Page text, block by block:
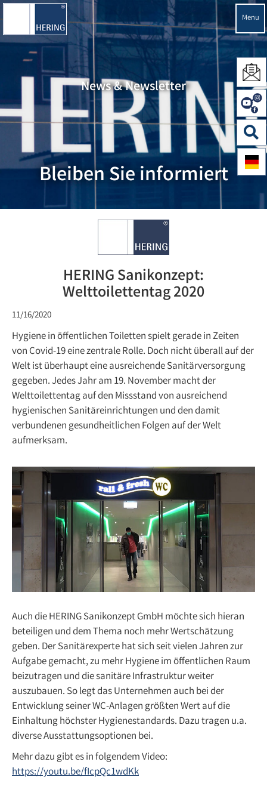
Menu
News & Newsletter
Bleiben Sie informiert
HERING Sanikonzept:
Welttoilettentag 2020
11/16/2020
Hygiene in öffentlichen Toiletten spielt gerade in Zeiten
von Covid-19 eine zentrale Rolle. Doch nicht überall auf der
Welt ist überhaupt eine ausreichende Sanitärversorgung
gegeben. Jedes Jahr am 19. November macht der
Welttoilettentag auf den Missstand von ausreichend
hygienischen Sanitäreinrichtungen und den damit
verbundenen gesundheitlichen Folgen auf der Welt
aufmerksam.
Auch die HERING Sanikonzept GmbH möchte sich hieran
beteiligen und dem Thema noch mehr Wertschätzung
geben. Der Sanitärexperte hat sich seit vielen Jahren zur
Aufgabe gemacht, zu mehr Hygiene im öffentlichen Raum
beizutragen und die sanitäre Infrastruktur weiter
auszubauen. So legt das Unternehmen auch bei der
Entwicklung seiner WC-Anlagen größten Wert auf die
Einhaltung höchster Hygienestandards. Dazu tragen u.a.
diverse Ausstattungsoptionen bei.
Mehr dazu gibt es in folgendem Video:
https://youtu.be/fIcpQc1wdKk